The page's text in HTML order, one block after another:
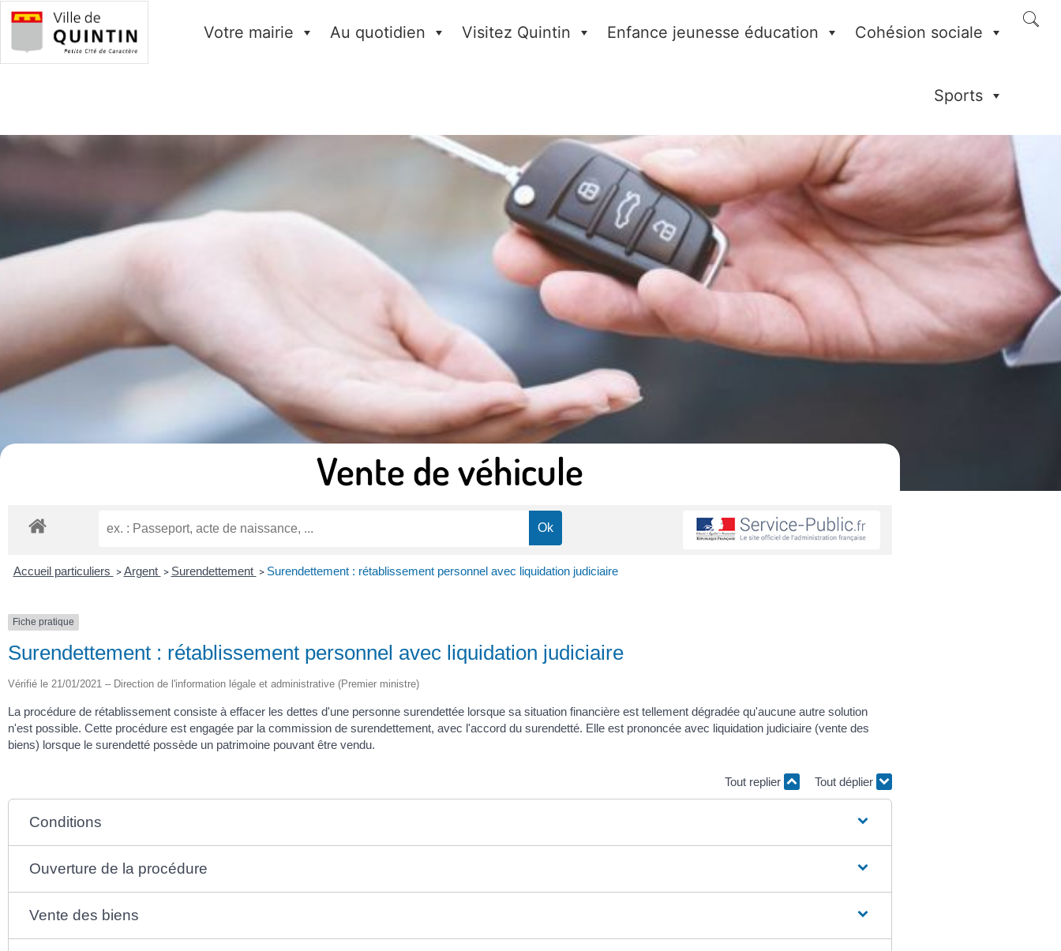
Votre mairie Au quotidien Visitez Quintin Enfance jeunesse éducation Cohésion sociale
Sports
Vente de véhicule
Accueil particuliers > Argent > Surendettement > Surendettement : rétablissement personnel avec liquidation judiciaire
Fiche pratique
Surendettement : rétablissement personnel avec liquidation judiciaire
Vérifié le 21/01/2021 – Direction de l'information légale et administrative (Premier ministre)
La procédure de rétablissement consiste à effacer les dettes d'une personne surendettée lorsque sa situation financière est tellement dégradée qu'aucune autre solution
n'est possible. Cette procédure est engagée par la commission de surendettement, avec l'accord du surendetté. Elle est prononcée avec liquidation judiciaire (vente des
biens) lorsque le surendetté possède un patrimoine pouvant être vendu.
Tout replier Tout déplier
Conditions
Ouverture de la procédure
Vente des biens